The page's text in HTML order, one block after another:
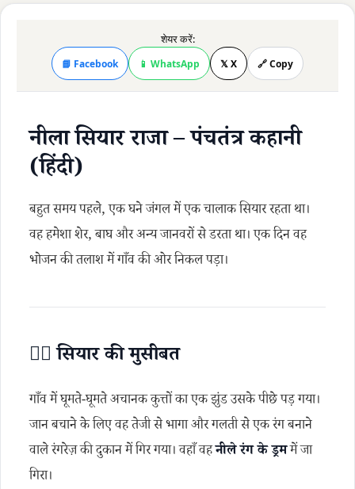
शेयर करें:
📘 Facebook 📱 WhatsApp 𝕏 X 🔗 Copy
नीला सियार राजा – पंचतंत्र कहानी
(हिंदी)
बहुत समय पहले, एक घने जंगल में एक चालाक सियार रहता था।
वह हमेशा शेर, बाघ और अन्य जानवरों से डरता था। एक दिन वह
भोजन की तलाश में गाँव की ओर निकल पड़ा।
🏃‍♂️सियार की मुसीबत
गाँव में घूमते-घूमते अचानक कुत्तों का एक झुंड उसके पीछे पड़ गया।
जान बचाने के लिए वह तेजी से भागा और गलती से एक रंग बनाने
वाले रंगरेज़ की दुकान में गिर गया। वहाँ वहनीले रंग के ड्रममें जा
गिरा।